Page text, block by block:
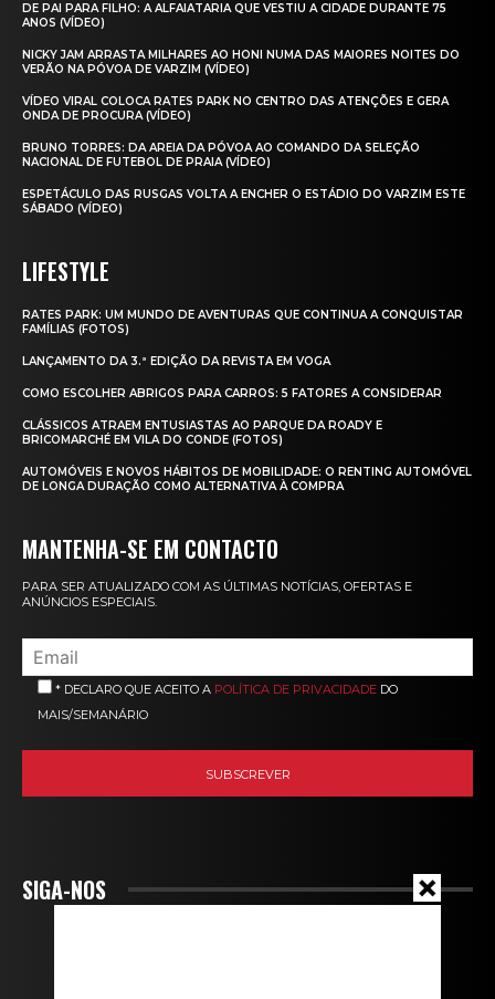
DE PAI PARA FILHO: A ALFAIATARIA QUE VESTIU A CIDADE DURANTE 75
ANOS (VÍDEO)
NICKY JAM ARRASTA MILHARES AO HONI NUMA DAS MAIORES NOITES DO
VERÃO NA PÓVOA DE VARZIM (VÍDEO)
VÍDEO VIRAL COLOCA RATES PARK NO CENTRO DAS ATENÇÕES E GERA
ONDA DE PROCURA (VÍDEO)
BRUNO TORRES: DA AREIA DA PÓVOA AO COMANDO DA SELEÇÃO
NACIONAL DE FUTEBOL DE PRAIA (VÍDEO)
ESPETÁCULO DAS RUSGAS VOLTA A ENCHER O ESTÁDIO DO VARZIM ESTE
SÁBADO (VÍDEO)
LIFESTYLE
RATES PARK: UM MUNDO DE AVENTURAS QUE CONTINUA A CONQUISTAR
FAMÍLIAS (FOTOS)
LANÇAMENTO DA 3.ª EDIÇÃO DA REVISTA EM VOGA
COMO ESCOLHER ABRIGOS PARA CARROS: 5 FATORES A CONSIDERAR
CLÁSSICOS ATRAEM ENTUSIASTAS AO PARQUE DA ROADY E
BRICOMARCHÉ EM VILA DO CONDE (FOTOS)
AUTOMÓVEIS E NOVOS HÁBITOS DE MOBILIDADE: O RENTING AUTOMÓVEL
DE LONGA DURAÇÃO COMO ALTERNATIVA À COMPRA
MANTENHA-SE EM CONTACTO
PARA SER ATUALIZADO COM AS ÚLTIMAS NOTÍCIAS, OFERTAS E
ANÚNCIOS ESPECIAIS.
* DECLARO QUE ACEITO A POLÍTICA DE PRIVACIDADE DO
MAIS/SEMANÁRIO
SIGA-NOS